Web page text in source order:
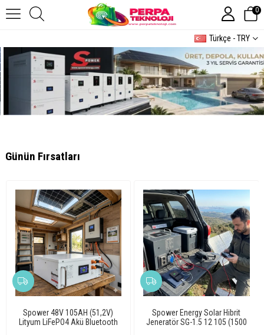
Türkçe - TRY
0
Günün Fırsatları
Spower 48V 105AH (51,2V)
Lityum LiFePO4 Akü Bluetooth
Spower Energy Solar Hibrit
Jeneratör SG-1.5 12 105 (1500